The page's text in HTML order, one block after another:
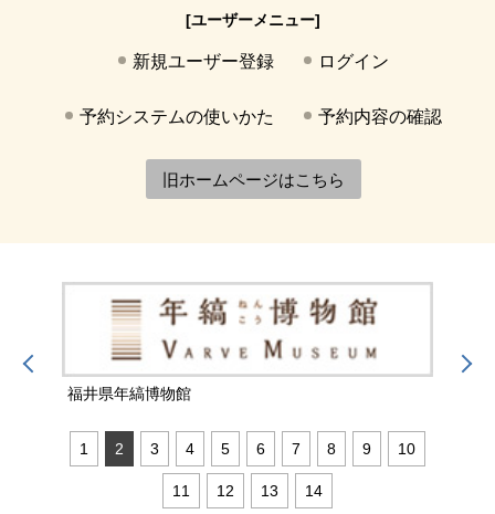
[ユーザーメニュー]
新規ユーザー登録 ログイン
予約システムの使いかた 予約内容の確認
旧ホームページはこちら
福井県年縞博物館
1 2 3 4 5 6 7 8 9 10
11 12 13 14